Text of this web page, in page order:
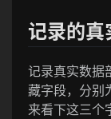
记录的真
记录真实数据
藏字段，分别
来看下这三个